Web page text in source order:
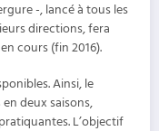
-, lancé à tous les
directions, fera
cours (fin 2016).
Ainsi, le
deux saisons,
L’objectif